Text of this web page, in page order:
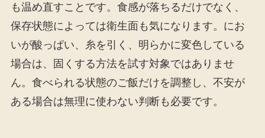
も温め直すことです。食感が落ちるだけでなく、
保存状態によっては衛生面も気になります。にお
いが酸っぱい、糸を引く、明らかに変色している
場合は、固くする方法を試す対象ではありませ
ん。食べられる状態のご飯だけを調整し、不安が
ある場合は無理に使わない判断も必要です。